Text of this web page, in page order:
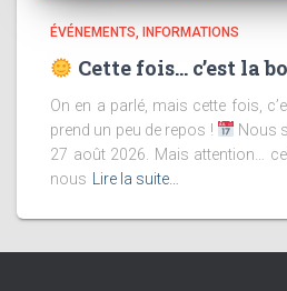
ÉVÉNEMENTS INFORMATIONS
Cette fois… c’est la
On en a parlé, mais cette fois,
prend un peu de repos !
Nous
27 août 2026. Mais attention…
nous
Lire la suite…